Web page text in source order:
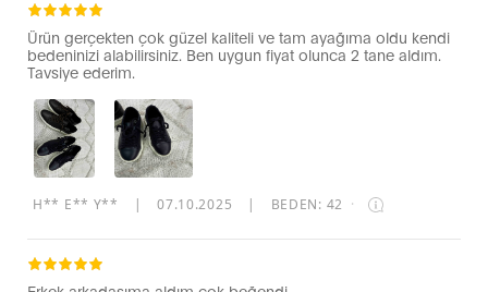
Ürün gerçekten çok güzel kaliteli ve tam ayağıma oldu kendi
bedeninizi alabilirsiniz. Ben uygun fiyat olunca 2 tane aldım.
Tavsiye ederim.
H** E** Y** | 07.10.2025 | BEDEN: 42 ·